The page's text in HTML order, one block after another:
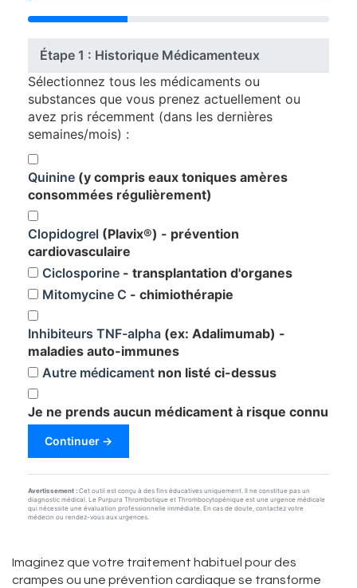
Étape 1 : Historique Médicamenteux
Sélectionnez tous les médicaments ou
substances que vous prenez actuellement ou
avez pris récemment (dans les dernières
semaines/mois) :
Quinine (y compris eaux toniques amères
consommées régulièrement)
Clopidogrel (Plavix®) - prévention
cardiovasculaire
Ciclosporine - transplantation d'organes
Mitomycine C - chimiothérapie
Inhibiteurs TNF-alpha (ex: Adalimumab) -
maladies auto-immunes
Autre médicament non listé ci-dessus
Je ne prends aucun médicament à risque connu
Continuer →
Avertissement : Cet outil est conçu à des fins éducatives uniquement. Il ne constitue pas un
diagnostic médical. Le Purpura Thrombotique et Thrombocytopénique est une urgence médicale
qui nécessite une évaluation professionnelle immédiate. En cas de doute, contactez votre
médecin ou rendez-vous aux urgences.
Imaginez que votre traitement habituel pour des
crampes ou une prévention cardiaque se transforme